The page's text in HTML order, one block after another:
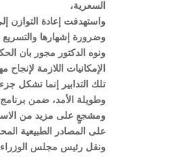
السعرية،
واستهدفت إعادة التوازن
وضرورة إشهارها والتسريع
ونوه الدكتور مجور بان
الإمكانيات اللازمة
تلك التدابير إنما تشكل
وطويلة الأمد، ضمن
ومشجعٍ على مزيد من
على المصادر الطبيعية
ونقل رئيس مجلس الوزراء